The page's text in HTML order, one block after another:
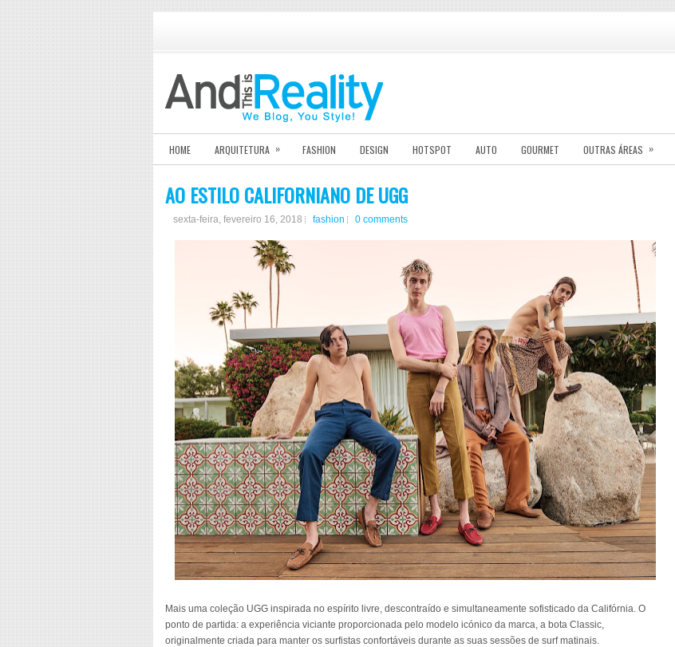
HOME ARQUITETURA » FASHION DESIGN HOTSPOT AUTO GOURMET OUTRAS ÁREAS »
AO ESTILO CALIFORNIANO DE UGG
sexta-feira, fevereiro 16, 2018 fashion 0 comments
Mais uma coleção UGG inspirada no espírito livre, descontraído e simultaneamente sofisticado da Califórnia. O
ponto de partida: a experiência viciante proporcionada pelo modelo icónico da marca, a bota Classic,
originalmente criada para manter os surfistas confortáveis durante as suas sessões de surf matinais.